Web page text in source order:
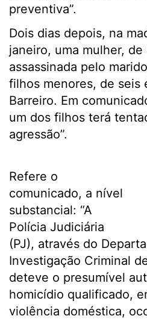
preventiva”.
Dois dias depois, na
janeiro, uma mulher,
assassinada pelo
filhos menores, de seis
Barreiro. Em
um dos filhos terá
agressão”.
Refere o
comunicado, a nível
substancial: “A
Polícia Judiciária
(PJ), através do
Investigação Criminal
deteve o presumível
homicídio qualificado,
violência doméstica,